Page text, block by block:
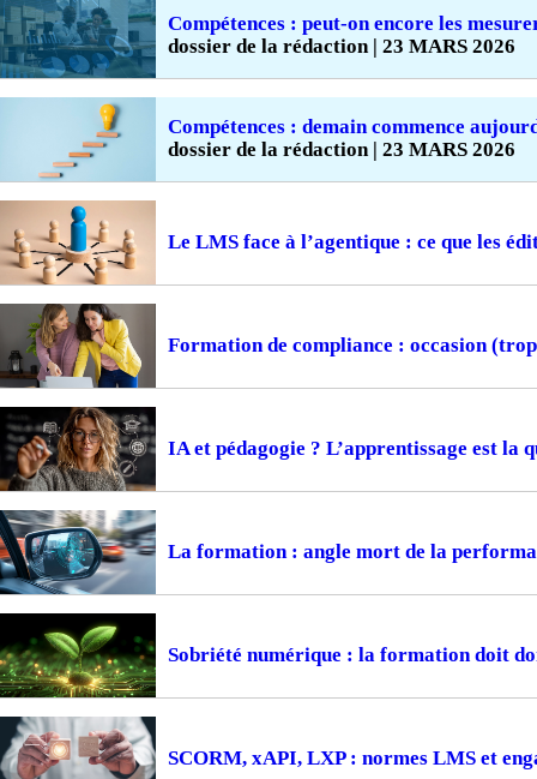
Compétences : peut-on encore les
dossier de la rédaction | 23 MARS 2026
Compétences : demain commence
dossier de la rédaction | 23 MARS 2026
Le LMS face à l’agentique : ce que les
Formation de compliance : occasion
IA et pédagogie ? L’apprentissage est la
La formation : angle mort de la
Sobriété numérique : la formation doit
SCORM, xAPI, LXP : normes LMS et